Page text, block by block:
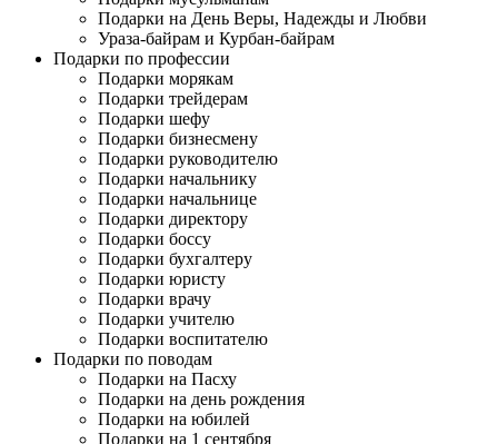
Подарки на День Веры, Надежды и Любви
Ураза-байрам и Курбан-байрам
Подарки по профессии
Подарки морякам
Подарки трейдерам
Подарки шефу
Подарки бизнесмену
Подарки руководителю
Подарки начальнику
Подарки начальнице
Подарки директору
Подарки боссу
Подарки бухгалтеру
Подарки юристу
Подарки врачу
Подарки учителю
Подарки воспитателю
Подарки по поводам
Подарки на Пасху
Подарки на день рождения
Подарки на юбилей
Подарки на 1 сентября